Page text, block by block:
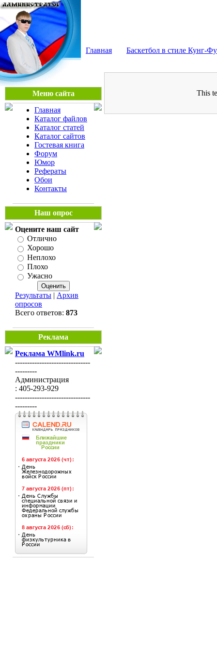
Главная Баскетбол в стиле Кунг-Фу
Меню сайта
Главная
Каталог файлов
Каталог статей
Каталог сайтов
Гостевая книга
Форум
Юмор
Рефераты
Обои
Контакты
Наш опрос
Оцените наш сайт
Отлично
Хорошо
Неплохо
Плохо
Ужасно
Результаты | Архив
опросов
Всего ответов: 873
Реклама
Реклама WMlink.ru
-------------------------------
---------
Администрация
: 405-293-929
-------------------------------
---------
This